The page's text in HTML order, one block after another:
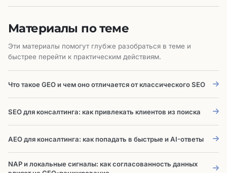
Материалы по теме
Эти материалы помогут глубже разобраться в теме и
быстрее перейти к практическим действиям.
Что такое GEO и чем оно отличается от классического SEO
SEO для консалтинга: как привлекать клиентов из поиска
AEO для консалтинга: как попадать в быстрые и AI-ответы
NAP и локальные сигналы: как согласованность данных